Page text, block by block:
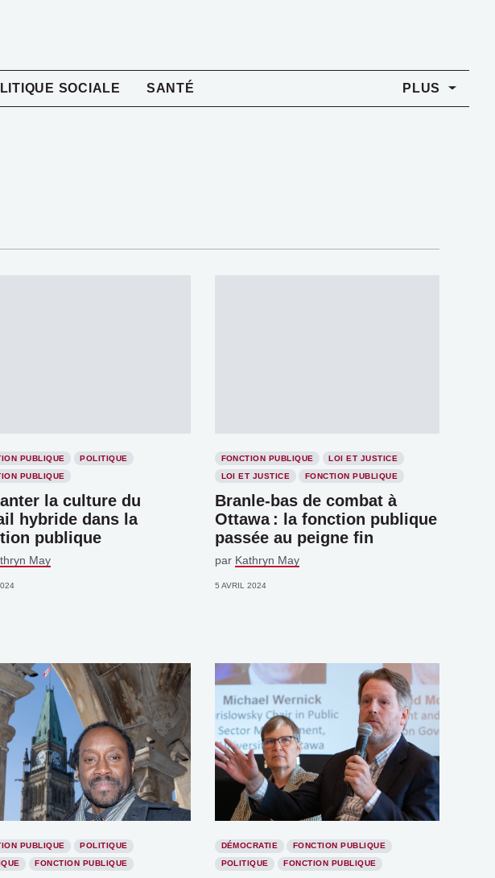
SOCIALE SANTÉ PLUS
PUBLIQUE
POLITIQUE
PUBLIQUE
la culture du
hybride dans la
publique
May
FONCTION PUBLIQUE
LOI ET JUSTICE
LOI ET JUSTICE
FONCTION PUBLIQUE
Branle-bas de combat à
Ottawa : la fonction publique
passée au peigne fin
par Kathryn May
5 AVRIL 2024
PUBLIQUE
POLITIQUE
FONCTION PUBLIQUE
DÉMOCRATIE
FONCTION PUBLIQUE
POLITIQUE
FONCTION PUBLIQUE